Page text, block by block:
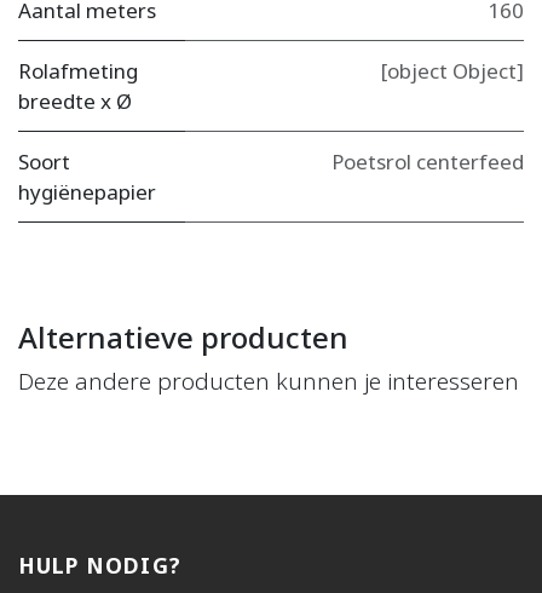
Aantal meters 160
Rolafmeting
breedte x Ø
[object Object]
Soort
hygiënepapier
Poetsrol centerfeed
Alternatieve producten
Deze andere producten kunnen je interesseren
HULP NODIG?